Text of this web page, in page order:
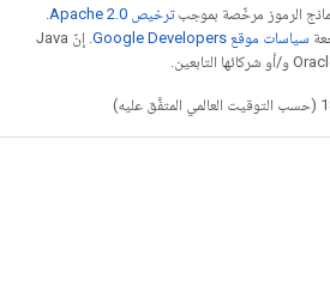
الرموز مرخّصة بموجبترخيص Apache 2.0‏
.
سياسات موقع Google Developers‏
. إنّ Java